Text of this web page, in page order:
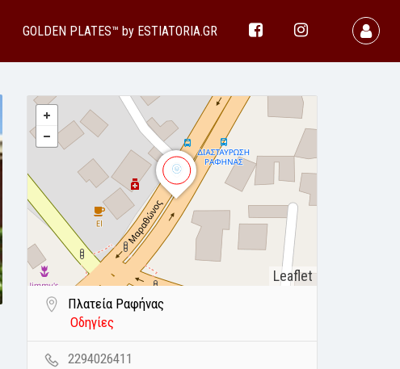
GOLDEN PLATES™ by ESTIATORIA.GR
Leaflet
Πλατεία Ραφήνας
Οδηγίες
2294026411